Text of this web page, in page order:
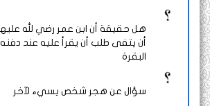
هل حقيقة أن ابن عمر رضي لله
أن يتفى طلب أن يقرأ عليه عند
البقرة
سؤال عن هجر شخص يسيء لآخر